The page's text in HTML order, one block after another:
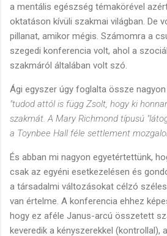
a mentális egészség témakörével
oktatáson kívüli szakmai világban. De
pillanat, amikor mégis. Számomra a
szegedi konferencia volt, ahol a
szakmáról általában volt szó.
Ági egyszer úgy foglalta össze
"tudod attól is függ Zsolt, hogy ki
szakmát. A Mary Richmond típusú
a Toynbee Hall féle settlement
És abban mi nagyon egyetértettünk,
csak az egyéni esetkezelésen és
a társadalmi változásokat célzó
van értelme. A konferencia ehhez
hogy ez aféle Janus-arcú összetett
keveredik a kényszerekkel (kontrollal),